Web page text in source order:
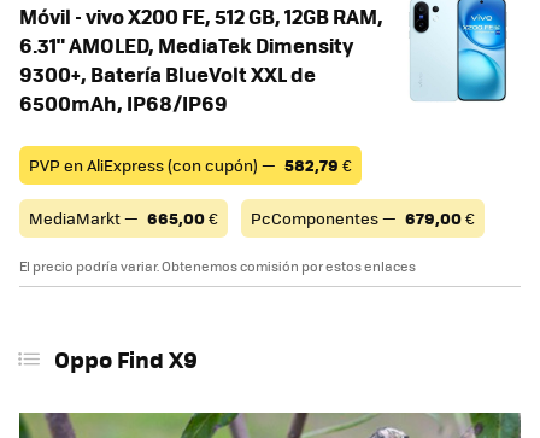
Móvil - vivo X200 FE, 512 GB, 12GB RAM,
6.31" AMOLED, MediaTek Dimensity
9300+, Batería BlueVolt XXL de
6500mAh, IP68/IP69
PVP en AliExpress (con cupón) — 582,79 €
MediaMarkt — 665,00€ PcComponentes — 679,00€
El precio podría variar. Obtenemos comisión por estos enlaces
Oppo Find X9